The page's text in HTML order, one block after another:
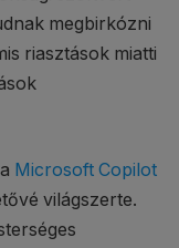
megbirkózni
riasztások miatti
Microsoft Copilot
világszerte.